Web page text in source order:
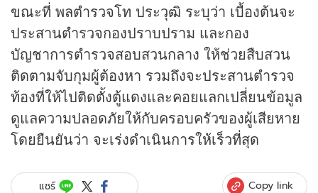
ขณะที่ พลตำรวจโท ประวุฒิ ระบุว่า เบื้องต้นจะ
ประสานตำรวจกองปราบปราม และกอง
บัญชาการตำรวจสอบสวนกลาง ให้ช่วยสืบสวน
ติดตามจับกุมผู้ต้องหา รวมถึงจะประสานตำรวจ
ท้องที่ให้ไปติดตั้งตู้แดงและคอยแลกเปลี่ยนข้อมูล
ดูแลความปลอดภัยให้กับครอบครัวของผู้เสียหาย
โดยยืนยันว่า จะเร่งดำเนินการให้เร็วที่สุด
แชร์ Copy link